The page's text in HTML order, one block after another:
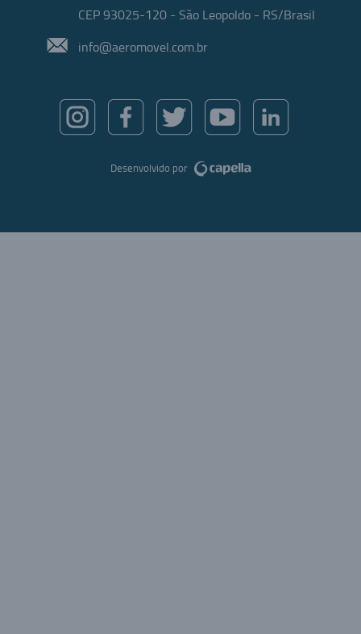
CEP 93025-120 - São Leopoldo - RS/Brasil
info@aeromovel.com.br
Desenvolvido por